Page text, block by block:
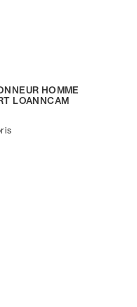
HOMME
LOANNCAM